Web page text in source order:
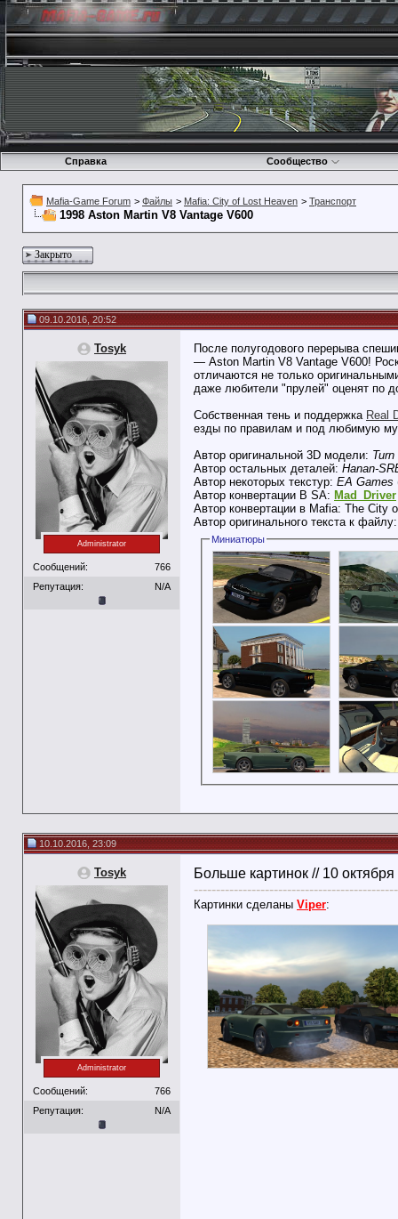
Справка Сообщество
Mafia-Game Forum > Файлы > Mafia: City of Lost Heaven > Транспорт
1998 Aston Martin V8 Vantage V600
Закрыто
09.10.2016, 20:52
Tosyk
Administrator
Сообщений:
766
Репутация:
N/A
После полугодового перерыва
— Aston Martin V8 Vantage V600!
отличаются не только
даже любители "прулей" оценят по
Собственная тень и поддержка Real
езды по правилам и под любимую
Автор оригинальной 3D модели: Turn
Автор остальных деталей: Hanan-
Автор некоторых текстур: EA Games
Автор конвертации В SA: Mad_Driver
Автор конвертации в Mafia: The City
Автор оригинального текста к
Миниатюры
10.10.2016, 23:09
Tosyk
Administrator
Сообщений:
766
Репутация:
N/A
Больше картинок // 10
Картинки сделаны Viper: